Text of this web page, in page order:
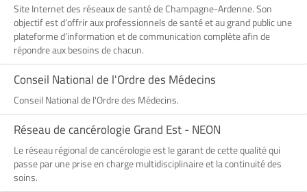
Site Internet des réseaux de santé de Champagne-Ardenne. Son
objectif est d’offrir aux professionnels de santé et au grand public une
plateforme d’information et de communication complète afin de
répondre aux besoins de chacun.
Conseil National de l'Ordre des Médecins
Conseil National de l'Ordre des Médecins.
Réseau de cancérologie Grand Est - NEON
Le réseau régional de cancérologie est le garant de cette qualité qui
passe par une prise en charge multidisciplinaire et la continuité des
soins.